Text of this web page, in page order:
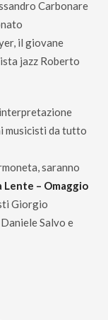
Carbonare
il giovane
jazz Roberto
musicisti da tutto
saranno
Lente – Omaggio
Giorgio
Salvo e